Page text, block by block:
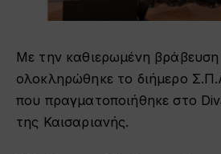
Με την καθιερωμένη
ολοκληρώθηκε το διήμερο
που πραγματοποιήθηκε στο
της Καισαριανής.